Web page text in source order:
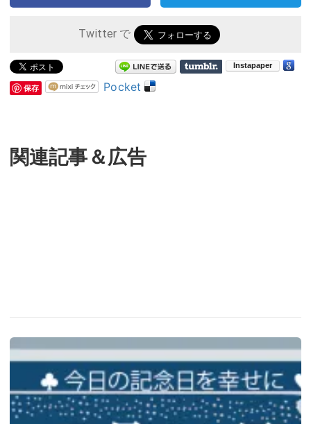
Twitter で
保存 Pocket
関連記事＆広告